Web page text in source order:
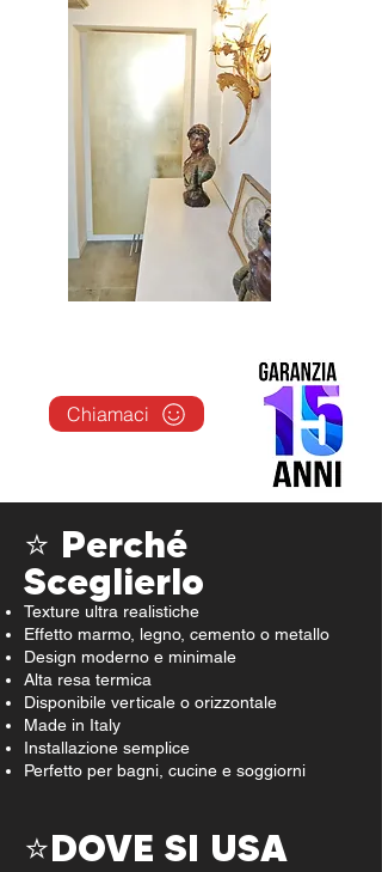
Chiamaci
⭐ Perché
Sceglierlo
Texture ultra realistiche
Effetto marmo, legno, cemento o metallo
Design moderno e minimale
Alta resa termica
Disponibile verticale o orizzontale
Made in Italy
Installazione semplice
Perfetto per bagni, cucine e soggiorni
⭐DOVE SI USA